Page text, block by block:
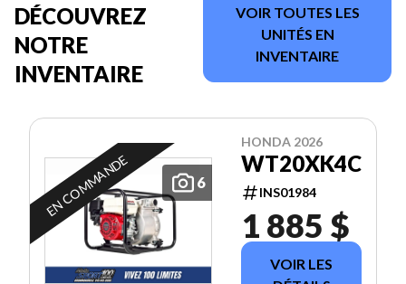
DÉCOUVREZ
NOTRE
INVENTAIRE
VOIR TOUTES LES
UNITÉS EN
INVENTAIRE
6
EN COMMANDE
HONDA 2026
WT20XK4C
INS01984
1 885 $
VOIR LES